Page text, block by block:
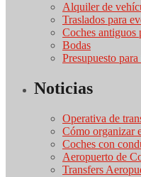
Alquiler de
Traslados para
Coches antiguos
Bodas
Presupuesto
Noticias
Operativa de
Cómo organizar
Coches con
Aeropuerto de
Transfers